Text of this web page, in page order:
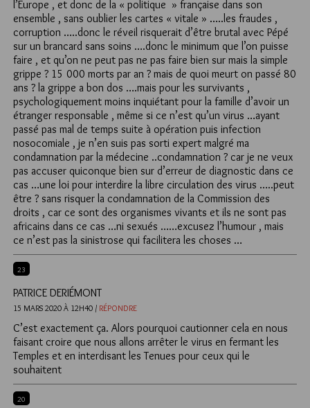
l’Europe , et donc de la « politique » française dans son
ensemble , sans oublier les cartes « vitale » …..les fraudes ,
corruption …..donc le réveil risquerait d’être brutal avec Pépé
sur un brancard sans soins ….donc le minimum que l’on puisse
faire , et qu’on ne peut pas ne pas faire bien sur mais la simple
grippe ? 15 000 morts par an ? mais de quoi meurt on passé 80
ans ? la grippe a bon dos ….mais pour les survivants ,
psychologiquement moins inquiétant pour la famille d’avoir un
étranger responsable , même si ce n’est qu’un virus …ayant
passé pas mal de temps suite à opération puis infection
nosocomiale , je n’en suis pas sorti expert malgré ma
condamnation par la médecine ..condamnation ? car je ne veux
pas accuser quiconque bien sur d’erreur de diagnostic dans ce
cas …une loi pour interdire la libre circulation des virus …..peut
être ? sans risquer la condamnation de la Commission des
droits , car ce sont des organismes vivants et ils ne sont pas
africains dans ce cas …ni sexués ……excusez l’humour , mais
ce n’est pas la sinistrose qui facilitera les choses …
23
PATRICE DERIÉMONT
15 MARS 2020 À 12H40 / RÉPONDRE
C’est exactement ça. Alors pourquoi cautionner cela en nous
faisant croire que nous allons arrêter le virus en fermant les
Temples et en interdisant les Tenues pour ceux qui le
souhaitent
20